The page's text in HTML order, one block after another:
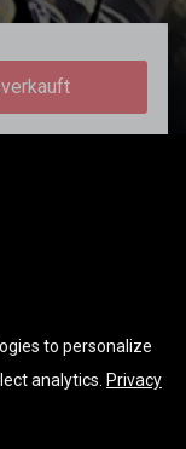
to personalize
analytics. Privacy